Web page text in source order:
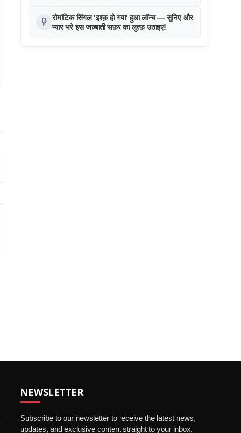
flash_on रोमांटिक सिंगल 'इश्क़ हो गया' हुआ लॉन्च — सुनिए और
प्यार भरे इस जज़्बाती सफ़र का लुत्फ़ उठाइए!
NEWSLETTER
Subscribe to our newsletter to receive the latest news,
updates, and exclusive content straight to your inbox.